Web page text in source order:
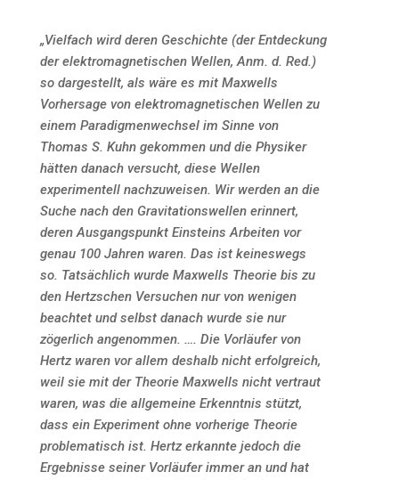
„Vielfach wird deren Geschichte (der Entdeckung
der elektromagnetischen Wellen, Anm. d. Red.)
so dargestellt, als wäre es mit Maxwells
Vorhersage von elektromagnetischen Wellen zu
einem Paradigmenwechsel im Sinne von
Thomas S. Kuhn gekommen und die Physiker
hätten danach versucht, diese Wellen
experimentell nachzuweisen. Wir werden an die
Suche nach den Gravitationswellen erinnert,
deren Ausgangspunkt Einsteins Arbeiten vor
genau 100 Jahren waren. Das ist keineswegs
so. Tatsächlich wurde Maxwells Theorie bis zu
den Hertzschen Versuchen nur von wenigen
beachtet und selbst danach wurde sie nur
zögerlich angenommen. …. Die Vorläufer von
Hertz waren vor allem deshalb nicht erfolgreich,
weil sie mit der Theorie Maxwells nicht vertraut
waren, was die allgemeine Erkenntnis stützt,
dass ein Experiment ohne vorherige Theorie
problematisch ist. Hertz erkannte jedoch die
Ergebnisse seiner Vorläufer immer an und hat